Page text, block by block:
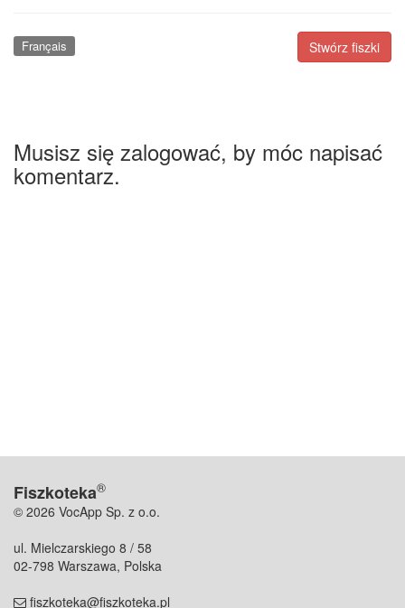
Stwórz fiszki
Français
Musisz się zalogować, by móc napisać
komentarz.
Fiszkoteka®
© 2026 VocApp Sp. z o.o.
ul. Mielczarskiego 8 / 58
02-798 Warszawa, Polska
fiszkoteka@fiszkoteka.pl